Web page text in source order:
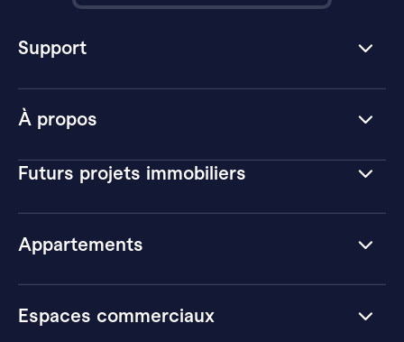
À propos
Futurs projets immobiliers
Appartements
Espaces commerciaux
Support